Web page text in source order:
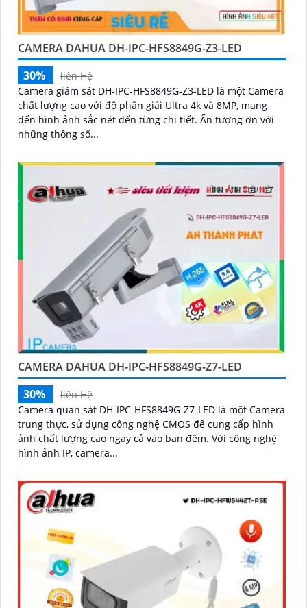
CAMERA DAHUA DH-IPC-HFS8849G-Z3-LED
30%
liên Hệ
Camera giám sát DH-IPC-HFS8849G-Z3-LED là một Camera
chất lượng cao với độ phân giải Ultra 4k và 8MP, mang
đến hình ảnh sắc nét đến từng chi tiết. Ấn tượng ơn với
những thông số...
CAMERA DAHUA DH-IPC-HFS8849G-Z7-LED
30%
liên Hệ
Camera quan sát DH-IPC-HFS8849G-Z7-LED là một Camera
trung thực, sử dụng công nghệ CMOS để cung cấp hình
ảnh chất lượng cao ngay cả vào ban đêm. Với công nghệ
hình ảnh IP, camera...